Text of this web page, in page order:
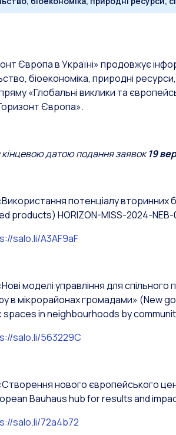
Європа в Україні» продовжує
біоекономіка, природні
«Глобальні виклики та
Європа».
кінцевою датою подання заявок19
потенціалу вторинних
products) HORIZON-MISS-2024-NEB-
salo.li/A3AF9aF
Нові моделі управління для
в мікрорайонах громадами» (New
in neighbourhoods by
salo.li/563229C
нового європейського
Bauhaus hub for results and
salo.li/72a4b72